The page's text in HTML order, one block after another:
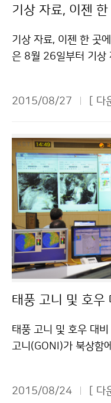
기상 자료, 이젠 한 곳
은 8월 26일부터 기상
청에서 생산․관리하는
나 접근과 이해가 쉽고
가 제공됩니다.
2015/08/27 [ 다
태풍 고니 및 호우
태풍 고니 및 호우 대
고니(GONI)가 북상함
로 인한 피해가 없도록
2015/08/24 [ 다